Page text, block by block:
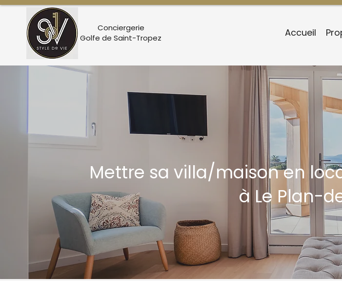
Conciergerie
Golfe de Saint-Tropez
Accueil
Mettre sa villa/maison en
à Le Plan-